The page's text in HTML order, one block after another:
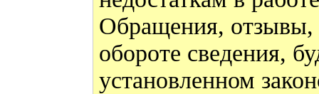
Обращения, отзывы,
обороте сведения,
установленном